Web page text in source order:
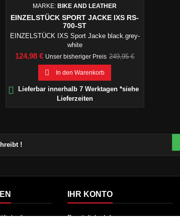
MARKE: BIKE AND LEATHER
EINZELSTÜCK SPORT JACKE IXS RS-
700-ST
EINZELSTÜCK IXS Sport Jacke black.grey-
white
Preis
124,98 € Unser bisheriger Preis Verkaufspreis
249,95 €
 In den Warenkorb

Lieferbar innerhalb 7 Werktagen *siehe
Lieferzeiten
!
IHR KONTO
Persönliche Infos